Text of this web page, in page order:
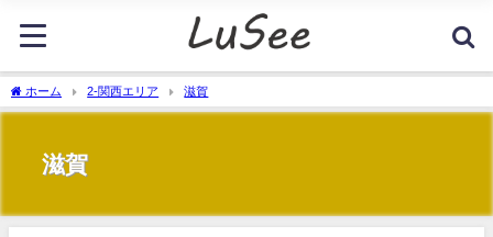
ホーム 2-関西エリア 滋賀
滋賀